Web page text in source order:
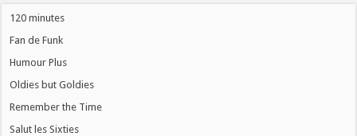
120 minutes
Fan de Funk
Humour Plus
Oldies but Goldies
Remember the Time
Salut les Sixties